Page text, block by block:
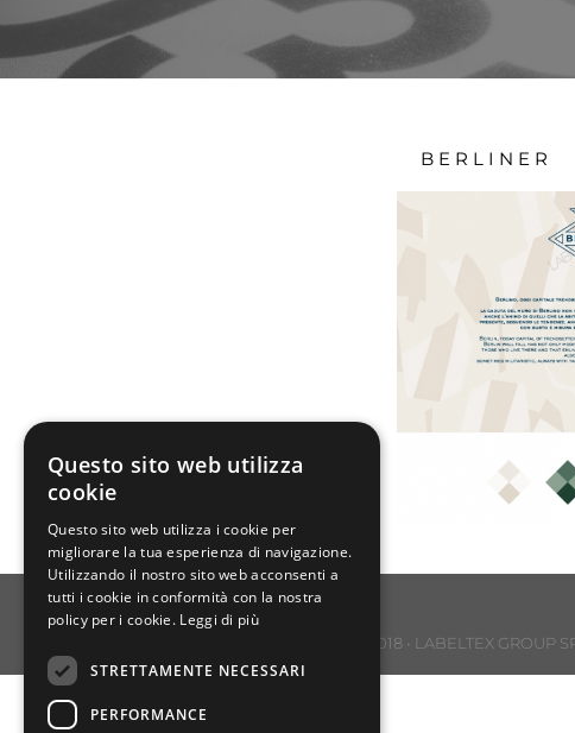
BERLINER
Copyright © 2018 • LABELTEX GROUP
Questo sito web utilizza
cookie
Questo sito web utilizza i cookie per
migliorare la tua esperienza di navigazione.
Utilizzando il nostro sito web acconsenti a
tutti i cookie in conformità con la nostra
policy per i cookie. Leggi di più
STRETTAMENTE NECESSARI
PERFORMANCE